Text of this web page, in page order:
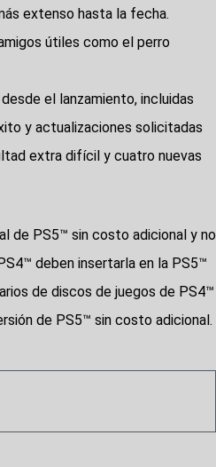
extenso hasta la fecha.
útiles como el perro
el lanzamiento, incluidas
y actualizaciones solicitadas
extra difícil y cuatro nuevas
de PS5™ sin costo adicional y no
deben insertarla en la PS5™
de discos de juegos de PS4™
de PS5™ sin costo adicional.